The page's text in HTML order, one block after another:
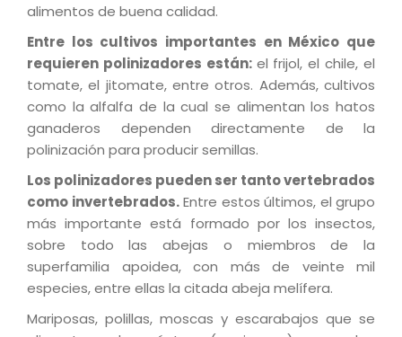
alimentos de buena calidad.
Entre los cultivos importantes en México que
requieren polinizadores están: el frijol, el chile, el
tomate, el jitomate, entre otros. Además, cultivos
como la alfalfa de la cual se alimentan los hatos
ganaderos dependen directamente de la
polinización para producir semillas.
Los polinizadores pueden ser tanto vertebrados
como invertebrados.Entre estos últimos, el grupo
más importante está formado por los insectos,
sobre todo las abejas o miembros de la
superfamilia apoidea, con más de veinte mil
especies, entre ellas la citada abeja melífera.
Mariposas, polillas, moscas y escarabajos que se